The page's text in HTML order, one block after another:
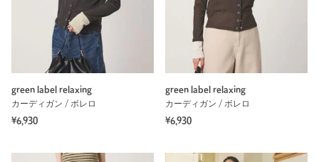
green label relaxing
カーディガン / ボレロ
¥6,930
green label relaxing
カーディガン / ボレロ
¥6,930